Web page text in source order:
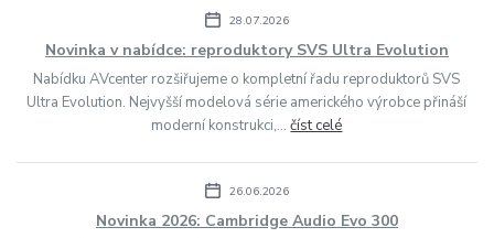
28.07.2026
Novinka v nabídce: reproduktory SVS Ultra Evolution
Nabídku AVcenter rozšiřujeme o kompletní řadu reproduktorů SVS
Ultra Evolution. Nejvyšší modelová série amerického výrobce přináší
moderní konstrukci,...číst celé
26.06.2026
Novinka 2026: Cambridge Audio Evo 300